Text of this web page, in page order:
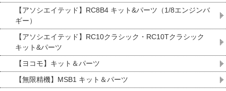
【アソシエイテッド】RC8B4 キット&パーツ（1/8エンジンバ
ギー）
【アソシエイテッド】RC10クラシック・RC10Tクラシック
キット&パーツ
【ヨコモ】キット＆パーツ
【無限精機】MSB1 キット＆パーツ